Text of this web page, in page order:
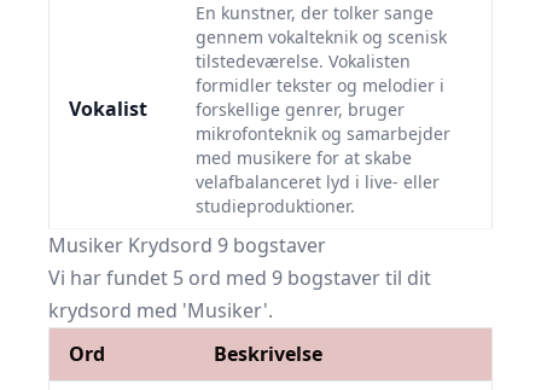
Vokalist
En kunstner, der tolker sange
gennem vokalteknik og scenisk
tilstedeværelse. Vokalisten
formidler tekster og melodier i
forskellige genrer, bruger
mikrofonteknik og samarbejder
med musikere for at skabe
velafbalanceret lyd i live- eller
studieproduktioner.
Musiker Krydsord 9 bogstaver
Vi har fundet 5 ord med 9 bogstaver til dit
krydsord med 'Musiker'.
Ord
Beskrivelse